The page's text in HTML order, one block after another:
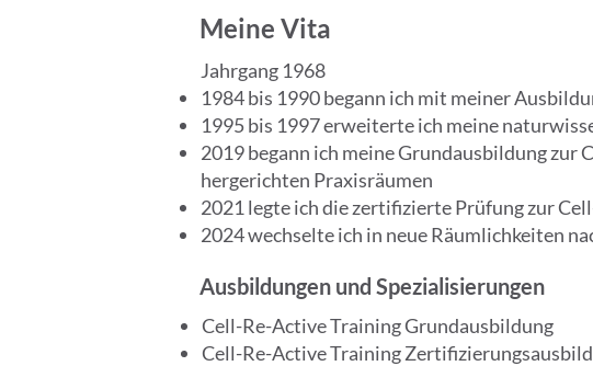
Meine Vita
Jahrgang 1968
1984 bis 1990 begann ich mit meiner
1995 bis 1997 erweiterte ich meine
2019 begann ich meine Grundausbildung
hergerichten Praxisräumen
2021 legte ich die zertifizierte Prüfung zur
2024 wechselte ich in neue Räumlichkeiten
Ausbildungen und Spezialisierungen
Cell-Re-Active Training Grundausbildung
Cell-Re-Active Training